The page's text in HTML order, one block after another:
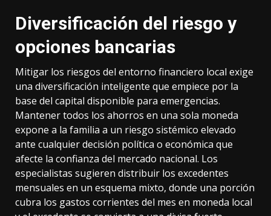
Diversificación del riesgo y
opciones bancarias
Mitigar los riesgos del entorno financiero local exige
una diversificación inteligente que empiece por la
base del capital disponible para emergencias.
Mantener todos los ahorros en una sola moneda
expone a la familia a un riesgo sistémico elevado
ante cualquier decisión política o económica que
afecte la confianza del mercado nacional. Los
especialistas sugieren distribuir los excedentes
mensuales en un esquema mixto, donde una porción
cubra los gastos corrientes del mes en moneda local